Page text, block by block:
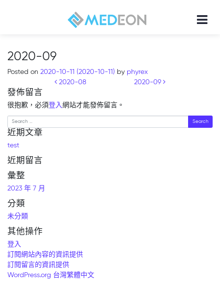
2020-09
Posted on 2020-10-11 (2020-10-11) by phyrex
Post navigation
2020-08 2020-09
發佈留言
很抱歉，必須登入網站才能發佈留言。
Search
近期文章
test
近期留言
彙整
2023 年 7 月
分類
未分類
其他操作
登入
訂閱網站內容的資訊提供
訂閱留言的資訊提供
WordPress.org 台灣繁體中文